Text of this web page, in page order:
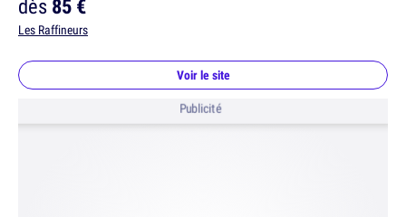
dès85 €
Les Raffineurs
Voir le site
Publicité